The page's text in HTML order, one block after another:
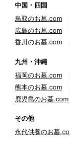
中国・四国
鳥取のお墓.com
広島のお墓.com
香川のお墓.com
九州・沖縄
福岡のお墓.com
熊本のお墓.com
鹿児島のお墓.com
その他
永代供養のお墓